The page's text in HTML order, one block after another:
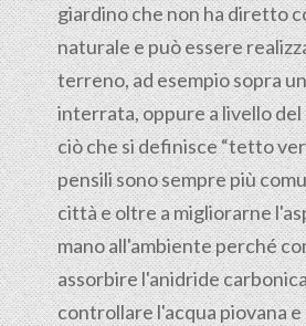
giardino che non ha diretto
naturale e può essere
terreno, ad esempio sopra
interrata, oppure a livello
ciò che si definisce “tetto
pensili sono sempre più
città e oltre a migliorarne
mano all'ambiente perché
assorbire l'anidride
controllare l'acqua piovana